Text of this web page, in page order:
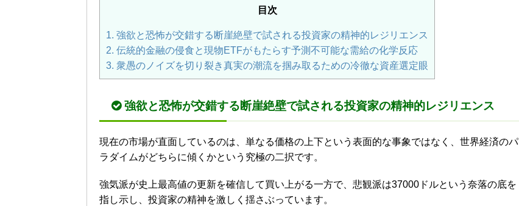
目次
1. 強欲と恐怖が交錯する断崖絶壁で試される投資家の精神的レジリエンス
2. 伝統的金融の侵食と現物ETFがもたらす予測不可能な需給の化学反応
3. 衆愚のノイズを切り裂き真実の潮流を掴み取るための冷徹な資産選定眼
強欲と恐怖が交錯する断崖絶壁で試される投資家の精神的レジリエンス
現在の市場が直面しているのは、単なる価格の上下という表面的な事象ではなく、世界経済のパ
ラダイムがどちらに傾くかという究極の二択です。
強気派が史上最高値の更新を確信して買い上がる一方で、悲観派は37000ドルという奈落の底を
指し示し、投資家の精神を激しく揺さぶっています。